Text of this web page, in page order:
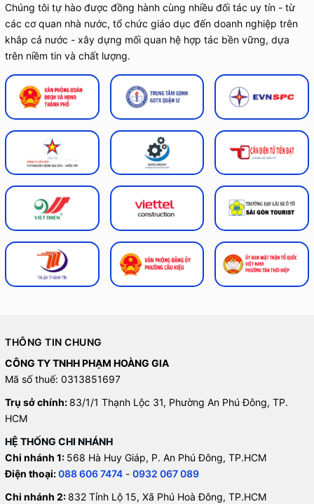
Chúng tôi tự hào được đồng hành cùng nhiều đối tác uy tín - từ
các cơ quan nhà nước, tổ chức giáo dục đến doanh nghiệp trên
khắp cả nước - xây dựng mối quan hệ hợp tác bền vững, dựa
trên niềm tin và chất lượng.
THÔNG TIN CHUNG
CÔNG TY TNHH PHẠM HOÀNG GIA
Mã số thuế: 0313851697
Trụ sở chính: 83/1/1 Thạnh Lộc 31, Phường An Phú Đông, TP.
HCM
HỆ THỐNG CHI NHÁNH
Chi nhánh 1: 568 Hà Huy Giáp, P. An Phú Đông, TP.HCM
Điện thoại:088 606 7474 - 0932 067 089
Chi nhánh 2: 832 Tỉnh Lộ 15, Xã Phú Hoà Đông, TP.HCM